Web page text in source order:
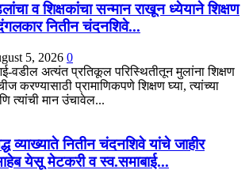
व शिक्षकांचा सन्मान राखून ध्येयाने शिक्षण
नितीन चंदनशिवे...
5, 2026 0
वडील अत्यंत प्रतिकूल परिस्थितीतून मुलांना शिक्षण
करण्यासाठी प्रामाणिकपणे शिक्षण घ्या, त्यांच्या
त्यांची मान उंचावेल...
व्याख्याते नितीन चंदनशिवे यांचे जाहीर
येसू मेटकरी व स्व.समाबाई...